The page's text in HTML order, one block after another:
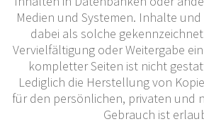
Medien und Systemen. Inhalte
dabei als solche
Vervielfältigung oder Weitergabe
kompletter Seiten ist nicht
Lediglich die Herstellung von
für den persönlichen, privaten und
Gebrauch ist